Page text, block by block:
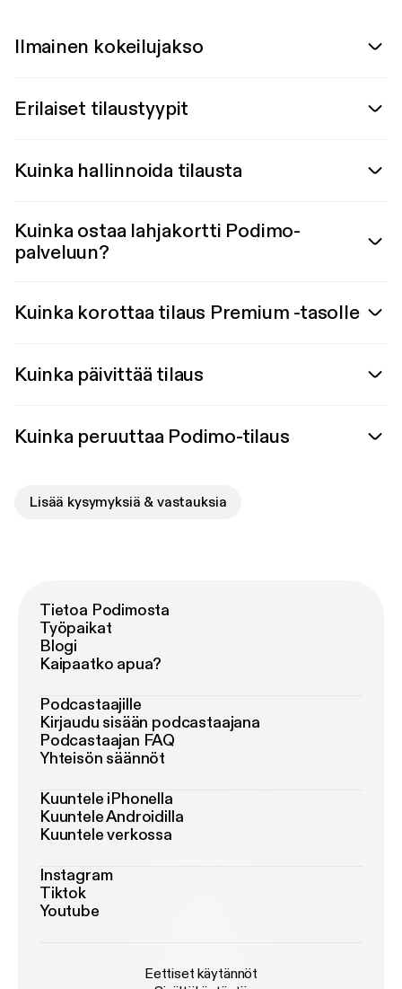
Ilmainen kokeilujakso
Erilaiset tilaustyypit
Kuinka hallinnoida tilausta
Kuinka ostaa lahjakortti Podimo-
palveluun?
Kuinka korottaa tilaus Premium -tasolle
Kuinka päivittää tilaus
Kuinka peruuttaa Podimo-tilaus
Lisää kysymyksiä & vastauksia
Tietoa Podimosta
Työpaikat
Blogi
Kaipaatko apua?
Podcastaajille
Kirjaudu sisään podcastaajana
Podcastaajan FAQ
Yhteisön säännöt
Kuuntele iPhonella
Kuuntele Androidilla
Kuuntele verkossa
Instagram
Tiktok
Youtube
Eettiset käytännöt